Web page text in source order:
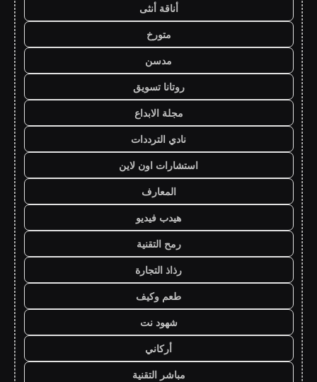
أناقة أنثى
متورخ
مدسن
روتانا تسويق
مجلة الابداع
نادي الترددات
استشارات اون لاين
المعارف
هيدب فيديو
رمح التقنية
رذاذ التجارة
طعم وكيف
شهود نت
أركاني
مباشر التقنية